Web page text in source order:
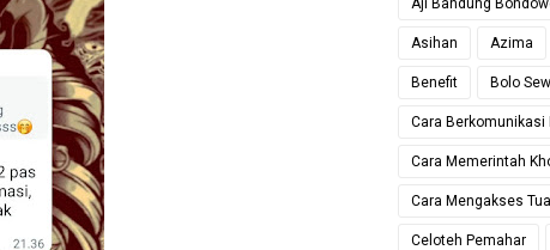
Asihan Azima
Benefit Bolo
Cara Berkomunikasi
Cara Memerintah
Cara Mengakses
Celoteh Pemahar